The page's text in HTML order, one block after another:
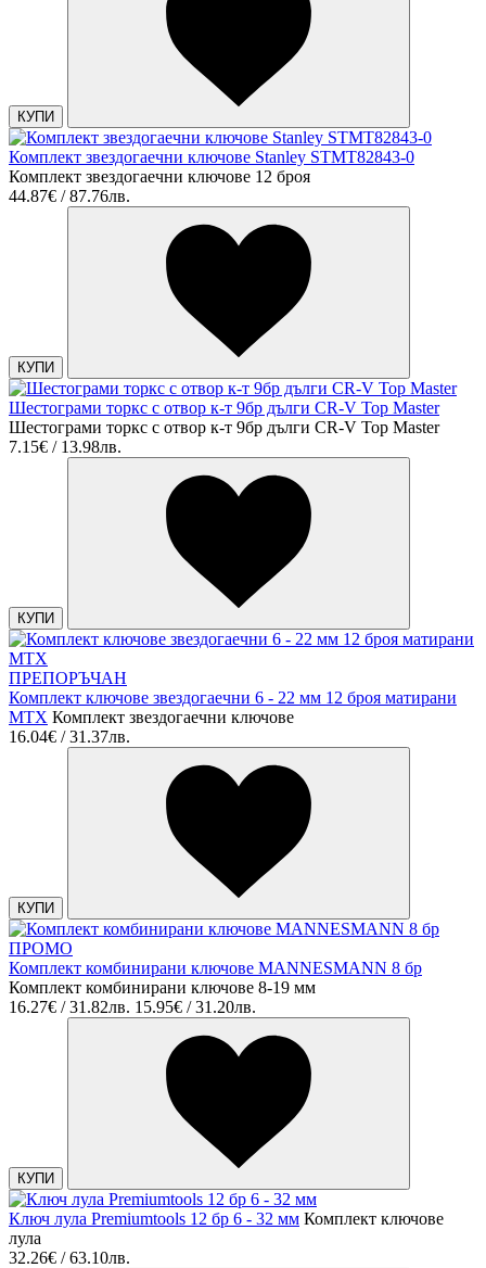
КУПИ
Комплект звездогаечни ключове Stanley STMT82843-0
Комплект звездогаечни ключове 12 броя
44.87€ / 87.76лв.
КУПИ
Шестограми торкс с отвор к-т 9бр дълги CR-V Top Master
Шестограми торкс с отвор к-т 9бр дълги CR-V Top Master
7.15€ / 13.98лв.
КУПИ
ПРЕПОРЪЧАН
Комплект ключове звездогаечни 6 - 22 мм 12 броя матирани
MTX Комплект звездогаечни ключове
16.04€ / 31.37лв.
КУПИ
ПРОМО
Комплект комбинирани ключове MANNESMANN 8 бр
Комплект комбинирани ключове 8-19 мм
16.27€ / 31.82лв. 15.95€ / 31.20лв.
КУПИ
Ключ лула Premiumtools 12 бр 6 - 32 мм Комплект ключове
лула
32.26€ / 63.10лв.